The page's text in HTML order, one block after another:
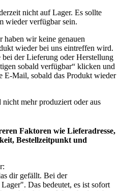
nicht auf Lager. Es sollte
wieder verfügbar sein.
haben wir keine genauen
wieder bei uns eintreffen wird.
bei der Lieferung oder Herstellung
sobald verfügbar“ klicken und
E-Mail, sobald das Produkt wieder
mehr produziert oder aus
Faktoren wie Lieferadresse,
Bestellzeitpunkt und
dir gefällt. Bei der
Das bedeutet, es ist sofort